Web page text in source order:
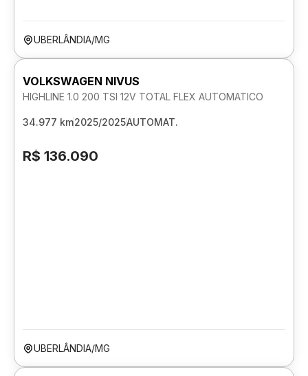
UBERLÂNDIA/MG
VOLKSWAGEN NIVUS
HIGHLINE 1.0 200 TSI 12V TOTAL FLEX AUTOMATICO
34.977 km2025/2025AUTOMAT.
R$ 136.090
UBERLÂNDIA/MG